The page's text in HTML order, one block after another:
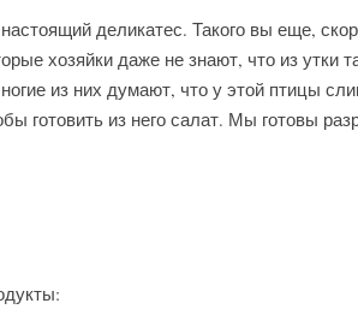
деликатес. Такого вы еще,
хозяйки даже не знают, что из утки
из них думают, что у этой птицы
готовить из него салат. Мы готовы